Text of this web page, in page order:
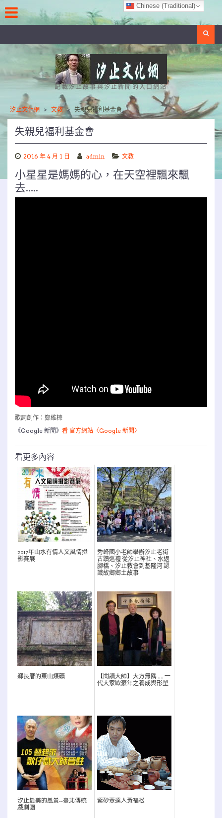
to
content
記載汐止故事與汐止新聞的入口網站
汐止文化網 > 文教 > 失親兒福利基金會
失親兒福利基金會
2016 年 4 月 1 日 admin 文教
小星星是媽媽的心，在天空裡飄來飄
去…..
歌詞創作：鄭維棕
《Google 新聞》 看 官方網站〈Google 新聞〉
看更多內容
2017年山水有情人文風情攝
影賽展
秀峰國小老師舉辦汐止老街
古蹟巡禮 從汐止神社、水返
腳橋、汐止教會到基隆河 認
識故鄉鄉土故事
鄉長厝的東山煤礦
【閱讀大師】大方無隅 .... 一
代大家歐豪年之養成與形塑
汐止最美的風景--臺北傳統
戲劇團
紫砂壺達人黃福松
Chinese (Traditional)